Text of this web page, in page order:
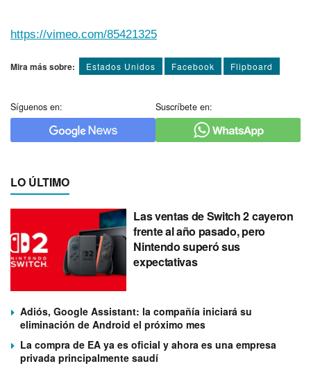
https://vimeo.com/85421325
Mira más sobre: Estados Unidos Facebook Flipboard
Síguenos en: Suscríbete en:
LO ÚLTIMO
Las ventas de Switch 2 cayeron
frente al año pasado, pero
Nintendo superó sus
expectativas
Adiós, Google Assistant: la compañía iniciará su
eliminación de Android el próximo mes
La compra de EA ya es oficial y ahora es una empresa
privada principalmente saudí